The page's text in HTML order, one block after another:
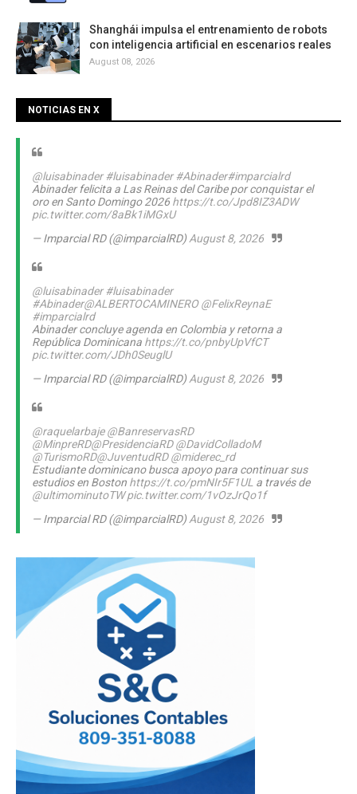
Shanghái impulsa el entrenamiento de robots
con inteligencia artificial en escenarios reales
August 08, 2026
NOTICIAS EN X
@luisabinader #luisabinader #Abinader#imparcialrd
Abinader felicita a Las Reinas del Caribe por conquistar el
oro en Santo Domingo 2026 https://t.co/Jpd8IZ3ADW
pic.twitter.com/8aBk1iMGxU
— Imparcial RD (@imparcialRD)August 8, 2026
@luisabinader #luisabinader
#Abinader@ALBERTOCAMINERO @FelixReynaE
#imparcialrd
Abinader concluye agenda en Colombia y retorna a
República Dominicana https://t.co/pnbyUpVfCT
pic.twitter.com/JDh0SeuglU
— Imparcial RD (@imparcialRD)August 8, 2026
@raquelarbaje @BanreservasRD
@MinpreRD@PresidenciaRD @DavidColladoM
@TurismoRD@JuventudRD @miderec_rd
Estudiante dominicano busca apoyo para continuar sus
estudios en Boston https://t.co/pmNIr5F1UL a través de
@ultimominutoTW pic.twitter.com/1vOzJrQo1f
— Imparcial RD (@imparcialRD)August 8, 2026